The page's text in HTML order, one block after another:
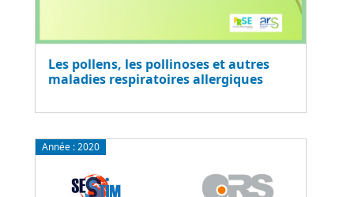
Les pollens, les pollinoses et autres
maladies respiratoires allergiques
Année :2020